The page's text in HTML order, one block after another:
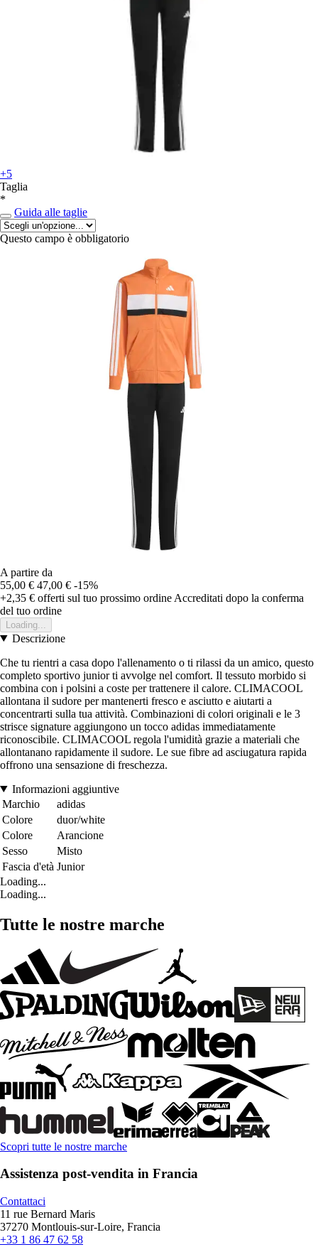
+5
Taglia
*
Guida alle taglie
Questo campo è obbligatorio
A partire da
55,00 € 47,00 € -15%
+2,35 € offerti sul tuo prossimo ordine Accreditati dopo la conferma
del tuo ordine
Loading...
Descrizione
Che tu rientri a casa dopo l'allenamento o ti rilassi da un amico, questo
completo sportivo junior ti avvolge nel comfort. Il tessuto morbido si
combina con i polsini a coste per trattenere il calore. CLIMACOOL
allontana il sudore per mantenerti fresco e asciutto e aiutarti a
concentrarti sulla tua attività. Combinazioni di colori originali e le 3
strisce signature aggiungono un tocco adidas immediatamente
riconoscibile. CLIMACOOL regola l'umidità grazie a materiali che
allontanano rapidamente il sudore. Le sue fibre ad asciugatura rapida
offrono una sensazione di freschezza.
Informazioni aggiuntive
Marchio
adidas
Colore
duor/white
Colore
Arancione
Sesso
Misto
Fascia d'età Junior
Loading...
Loading...
Tutte le nostre marche
Scopri tutte le nostre marche
Assistenza post-vendita in Francia
Contattaci
11 rue Bernard Maris
37270 Montlouis-sur-Loire, Francia
+33 1 86 47 62 58